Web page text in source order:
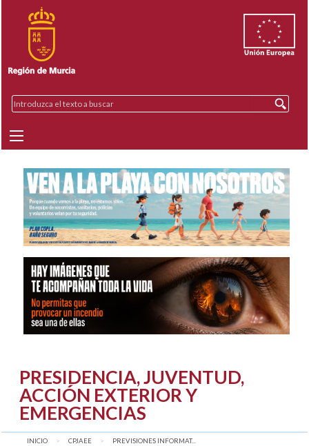
PRESIDENCIA, JUVENTUD,
ACCIÓN EXTERIOR Y
EMERGENCIAS
INICIO CPJAEE AQUÍ:
PREVISIONES INFORMAT...